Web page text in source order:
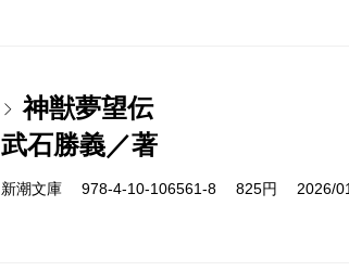
神獣夢望伝
武石勝義／著
新潮文庫 978-4-10-106561-8 825円 2026/